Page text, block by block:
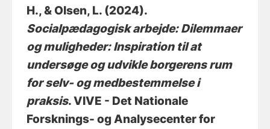
H., & Olsen, L. (2024).
Socialpædagogisk arbejde: Dilemmaer
og muligheder: Inspiration til at
undersøge og udvikle borgerens rum
for selv- og medbestemmelse i
praksis. VIVE - Det Nationale
Forsknings- og Analysecenter for